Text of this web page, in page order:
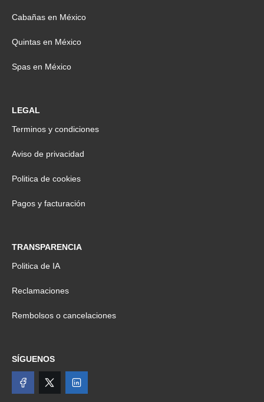
Cabañas en México
Quintas en México
Spas en México
LEGAL
Terminos y condiciones
Aviso de privacidad
Politica de cookies
Pagos y facturación
TRANSPARENCIA
Politica de IA
Reclamaciones
Rembolsos o cancelaciones
SÍGUENOS